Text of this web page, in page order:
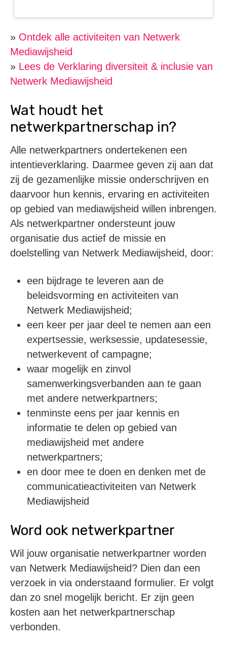
» Ontdek alle activiteiten van Netwerk
Mediawijsheid
» Lees de Verklaring diversiteit & inclusie van
Netwerk Mediawijsheid
Wat houdt het
netwerkpartnerschap in?
Alle netwerkpartners ondertekenen een
intentieverklaring. Daarmee geven zij aan dat
zij de gezamenlijke missie onderschrijven en
daarvoor hun kennis, ervaring en activiteiten
op gebied van mediawijsheid willen inbrengen.
Als netwerkpartner ondersteunt jouw
organisatie dus actief de missie en
doelstelling van Netwerk Mediawijsheid, door:
een bijdrage te leveren aan de
beleidsvorming en activiteiten van
Netwerk Mediawijsheid;
een keer per jaar deel te nemen aan een
expertsessie, werksessie, updatesessie,
netwerkevent of campagne;
waar mogelijk en zinvol
samenwerkingsverbanden aan te gaan
met andere netwerkpartners;
tenminste eens per jaar kennis en
informatie te delen op gebied van
mediawijsheid met andere
netwerkpartners;
en door mee te doen en denken met de
communicatieactiviteiten van Netwerk
Mediawijsheid
Word ook netwerkpartner
Wil jouw organisatie netwerkpartner worden
van Netwerk Mediawijsheid? Dien dan een
verzoek in via onderstaand formulier. Er volgt
dan zo snel mogelijk bericht. Er zijn geen
kosten aan het netwerkpartnerschap
verbonden.